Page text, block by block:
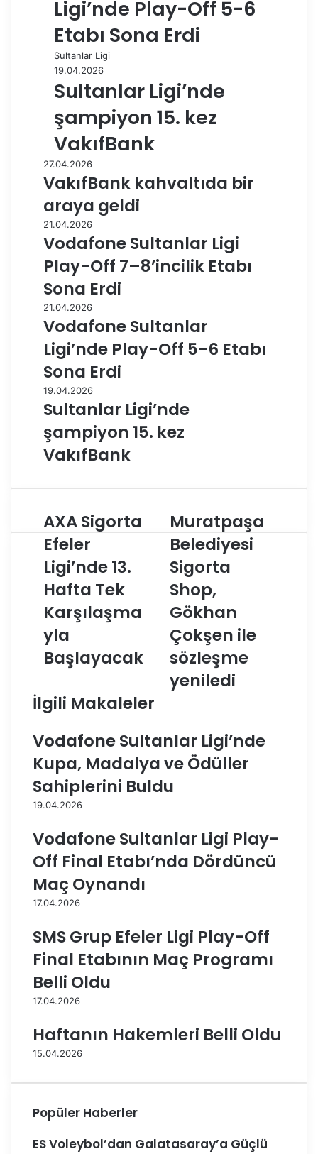
Ligi’nde Play-Off 5-6
Etabı Sona Erdi
Sultanlar Ligi
19.04.2026
Sultanlar Ligi’nde
şampiyon 15. kez
VakıfBank
27.04.2026
VakıfBank kahvaltıda bir
araya geldi
21.04.2026
Vodafone Sultanlar Ligi
Play-Off 7–8’incilik Etabı
Sona Erdi
21.04.2026
Vodafone Sultanlar
Ligi’nde Play-Off 5-6 Etabı
Sona Erdi
19.04.2026
Sultanlar Ligi’nde
şampiyon 15. kez
VakıfBank
A
X
A
S
g
o
r
t
a
E
l
r
i
g
d
e
3
.
a
t
a
K
a
ş
l
ş
AXA Sigorta
Efeler
Ligi’nde 13.
Hafta Tek
Karşılaşma
yla
Başlayacak
M
u
a
p
a
ş
a
e
l
y
s
i
o
r
o
,
a
o
n
Muratpaşa
Belediyesi
Sigorta
Shop,
Gökhan
Çokşen ile
sözleşme
yeniledi
İlgili Makaleler
Vodafone Sultanlar Ligi’nde
Kupa, Madalya ve Ödüller
Sahiplerini Buldu
19.04.2026
Vodafone Sultanlar Ligi Play-
Off Final Etabı’nda Dördüncü
Maç Oynandı
17.04.2026
SMS Grup Efeler Ligi Play-Off
Final Etabının Maç Programı
Belli Oldu
17.04.2026
Haftanın Hakemleri Belli Oldu
15.04.2026
Popüler Haberler
ES Voleybol’dan Galatasaray’a Güçlü